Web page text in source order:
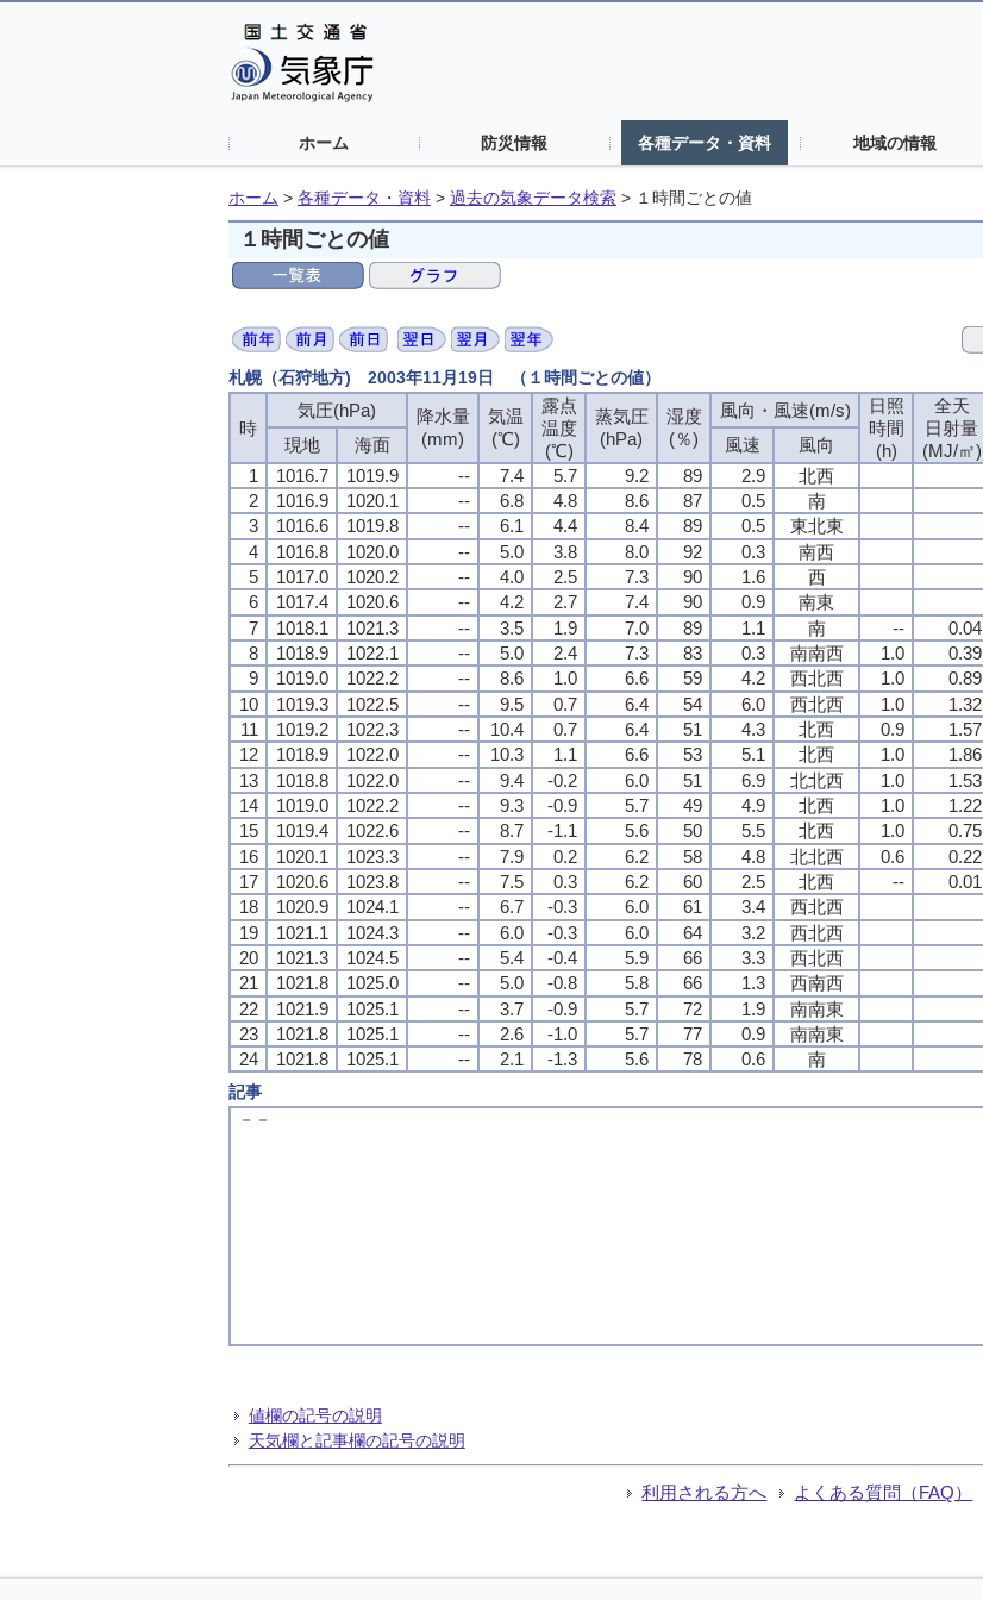
ホーム 防災情報 各種データ・資料 地域の情報
ホーム > 各種データ・資料 > 過去の気象データ検索 > １時間ごとの値
１時間ごとの値
札幌（石狩地方) 2003年11月19日 （１時間ごとの値）
時
気圧(hPa)
降水量
(mm)
気温
(℃)
露点
温度
(℃)
蒸気圧
(hPa)
湿度
(％)
風向・風速(m/s)
日照
時間
(h)
全天
日射量
(MJ/㎡)
現地 海面 風速 風向
1
1016.7 1019.9 -- 7.4 5.7 9.2 89 2.9 北西
2
1016.9 1020.1 -- 6.8 4.8 8.6 87 0.5 南
3
1016.6 1019.8 -- 6.1 4.4 8.4 89 0.5 東北東
4
1016.8 1020.0 -- 5.0 3.8 8.0 92 0.3 南西
5
1017.0 1020.2 -- 4.0 2.5 7.3 90 1.6 西
6
1017.4 1020.6 -- 4.2 2.7 7.4 90 0.9 南東
7
1018.1 1021.3 -- 3.5 1.9 7.0 89 1.1 南 -- 0.04
8
1018.9 1022.1 -- 5.0 2.4 7.3 83 0.3 南南西 1.0 0.39
9
1019.0 1022.2 -- 8.6 1.0 6.6 59 4.2 西北西 1.0 0.89
10
1019.3 1022.5 -- 9.5 0.7 6.4 54 6.0 西北西 1.0 1.32
11
1019.2 1022.3 -- 10.4 0.7 6.4 51 4.3 北西 0.9 1.57
12
1018.9 1022.0 -- 10.3 1.1 6.6 53 5.1 北西 1.0 1.86
13
1018.8 1022.0 -- 9.4 -0.2 6.0 51 6.9 北北西 1.0 1.53
14
1019.0 1022.2 -- 9.3 -0.9 5.7 49 4.9 北西 1.0 1.22
15
1019.4 1022.6 -- 8.7 -1.1 5.6 50 5.5 北西 1.0 0.75
16
1020.1 1023.3 -- 7.9 0.2 6.2 58 4.8 北北西 0.6 0.22
17
1020.6 1023.8 -- 7.5 0.3 6.2 60 2.5 北西 -- 0.01
18
1020.9 1024.1 -- 6.7 -0.3 6.0 61 3.4 西北西
19
1021.1 1024.3 -- 6.0 -0.3 6.0 64 3.2 西北西
20
1021.3 1024.5 -- 5.4 -0.4 5.9 66 3.3 西北西
21
1021.8 1025.0 -- 5.0 -0.8 5.8 66 1.3 西南西
22
1021.9 1025.1 -- 3.7 -0.9 5.7 72 1.9 南南東
23
1021.8 1025.1 -- 2.6 -1.0 5.7 77 0.9 南南東
24
1021.8 1025.1 -- 2.1 -1.3 5.6 78 0.6 南
記事
－－
値欄の記号の説明
天気欄と記事欄の記号の説明
利用される方へ よくある質問（FAQ）